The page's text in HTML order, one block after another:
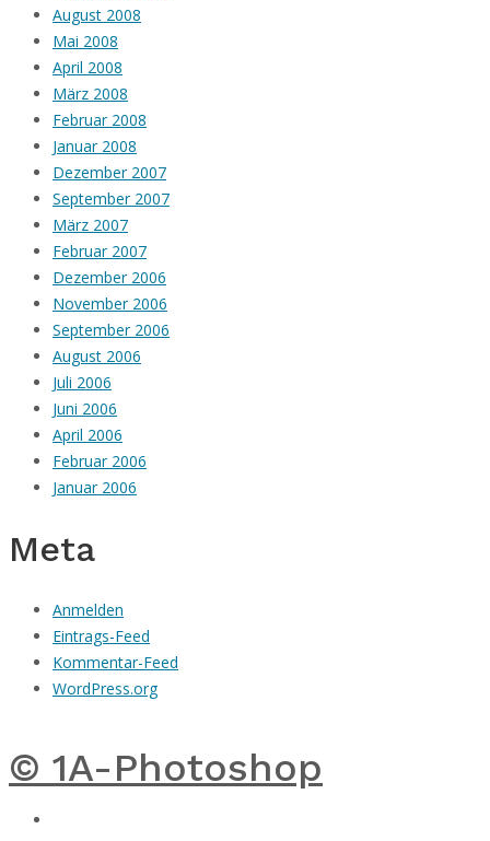
August 2008
Mai 2008
April 2008
März 2008
Februar 2008
Januar 2008
Dezember 2007
September 2007
März 2007
Februar 2007
Dezember 2006
November 2006
September 2006
August 2006
Juli 2006
Juni 2006
April 2006
Februar 2006
Januar 2006
Meta
Anmelden
Eintrags-Feed
Kommentar-Feed
WordPress.org
© 1A-Photoshop